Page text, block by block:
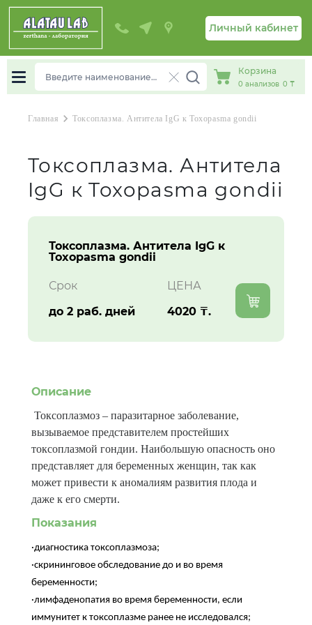
Личный кабинет
Корзина
0 анализов 0 ₸
Главная chevron_rightТоксоплазма. Антитела IgG к Toxopasma gondii
Токсоплазма. Антитела
IgG к Toxopasma gondii
Токсоплазма. Антитела IgG к
Toxopasma gondii
Срок
до 2 раб. дней
ЦЕНА
4020 ₸.
Описание
Токсоплазмоз – паразитарное заболевание,
вызываемое представителем простейших
токсоплазмой гондии. Наибольшую опасность оно
представляет для беременных женщин, так как
может привести к аномалиям развития плода и
даже к его смерти.
Показания
·диагностика токсоплазмоза;
·скрининговое обследование до и во время
беременности;
·лимфаденопатия во время беременности, если
иммунитет к токсоплазме ранее не исследовался;